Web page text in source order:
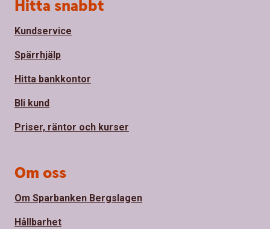
Hitta snabbt
Kundservice
Spärrhjälp
Hitta bankkontor
Bli kund
Priser, räntor och kurser
Om oss
Om Sparbanken Bergslagen
Hållbarhet